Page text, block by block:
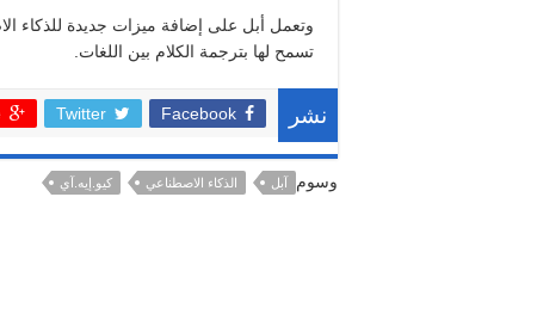
وتعمل أبل على إضافة ميزات جديدة للذكاء
تسمح لها بترجمة الكلام بين اللغات.
نشر Facebook
Twitter
وسوم آبل الذكاء الاصطناعي كيو.إيه.آي